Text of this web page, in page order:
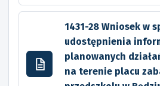
1431-28 Wniosek w
udostępnienia
planowanych
na terenie placu